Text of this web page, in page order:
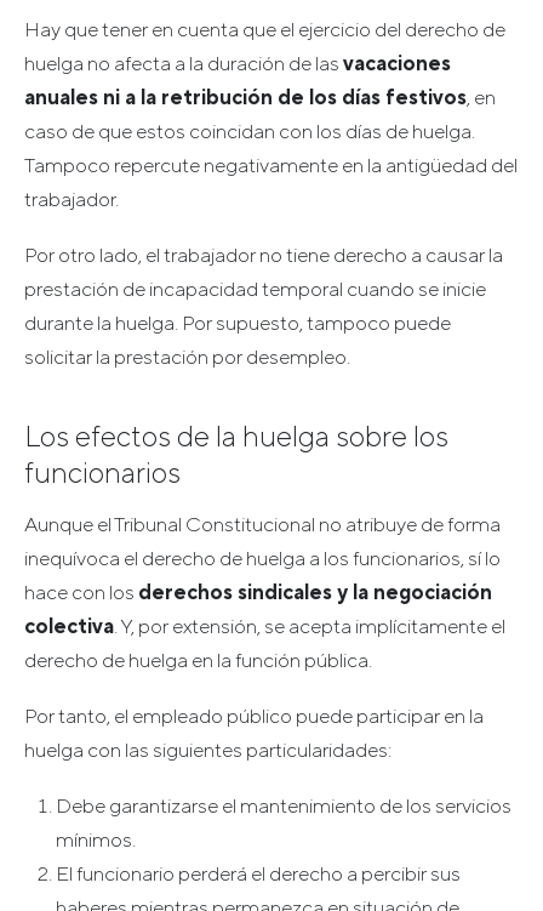
Hay que tener en cuenta que el ejercicio del derecho de
huelga no afecta a la duración de las vacaciones
anuales ni a la retribución de los días festivos , en
caso de que estos coincidan con los días de huelga.
Tampoco repercute negativamente en la antigüedad del
trabajador.
Por otro lado, el trabajador no tiene derecho a causar la
prestación de incapacidad temporal cuando se inicie
durante la huelga. Por supuesto, tampoco puede
solicitar la prestación por desempleo.
Los efectos de la huelga sobre los
funcionarios
Aunque el Tribunal Constitucional no atribuye de forma
inequívoca el derecho de huelga a los funcionarios, sí lo
hace con los derechos sindicales y la negociación
colectiva . Y, por extensión, se acepta implícitamente el
derecho de huelga en la función pública.
Por tanto, el empleado público puede participar en la
huelga con las siguientes particularidades:
Debe garantizarse el mantenimiento de los servicios
mínimos.
El funcionario perderá el derecho a percibir sus